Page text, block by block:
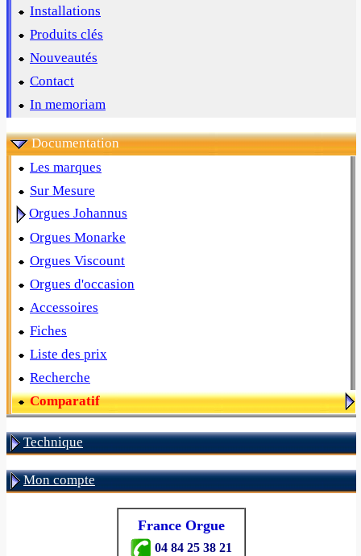
Installations
Produits clés
Nouveautés
Contact
In memoriam
Documentation
Les marques
Sur Mesure
Orgues Johannus
Orgues Monarke
Orgues Viscount
Orgues d'occasion
Accessoires
Fiches
Liste des prix
Recherche
Comparatif
Technique
Mon compte
France Orgue
04 84 25 38 21